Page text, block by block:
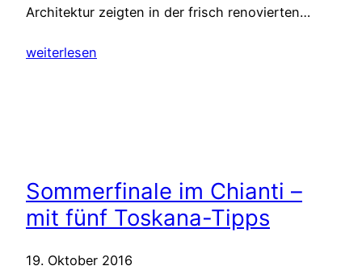
Architektur zeigten in der frisch renovierten…
weiterlesen
Sommerfinale im Chianti –
mit fünf Toskana-Tipps
19. Oktober 2016